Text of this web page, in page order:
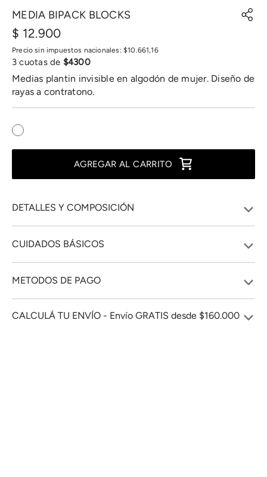
MEDIA BIPACK BLOCKS
$ 12.900
Precio sin impuestos nacionales: $10.661,16
3 cuotas de $4300
Medias plantin invisible en algodón de mujer. Diseño de
rayas a contratono.
AGREGAR AL CARRITO
DETALLES Y COMPOSICIÓN
CUIDADOS BÁSICOS
METODOS DE PAGO
CALCULÁ TU ENVÍO - Envío GRATIS desde $160.000